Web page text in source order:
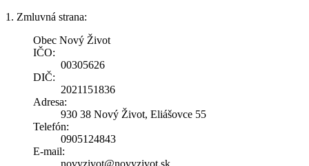
1. Zmluvná strana:
Obec Nový Život
IČO:
00305626
DIČ:
2021151836
Adresa:
930 38 Nový Život, Eliášovce 55
Telefón:
0905124843
E-mail:
novyzivot@novyzivot.sk